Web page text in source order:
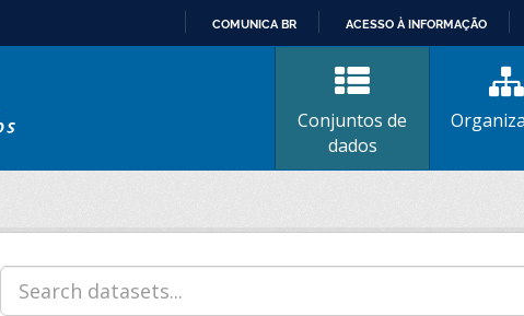
CONTEÚDO
COMUNICA BR ACESSO À INFORMAÇÃO
Conjuntos de
dados